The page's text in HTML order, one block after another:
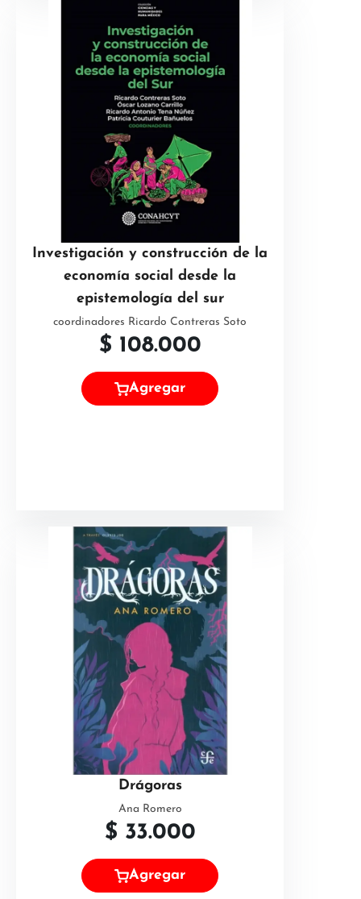
Investigación y construcción de la
economía social desde la
epistemología del sur
coordinadores Ricardo Contreras Soto
$ 108.000
Agregar
Drágoras
Ana Romero
$ 33.000
Agregar